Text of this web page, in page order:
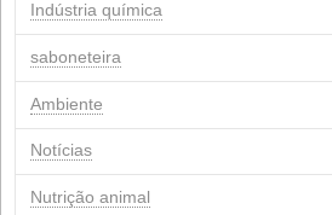
Abril 2004
Comentários recentes